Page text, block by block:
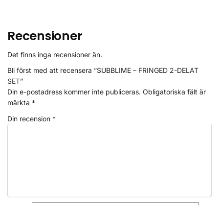
Recensioner
Det finns inga recensioner än.
Bli först med att recensera ”SUBBLIME – FRINGED 2-DELAT
SET”
Din e-postadress kommer inte publiceras. Obligatoriska fält är
märkta *
Din recension *